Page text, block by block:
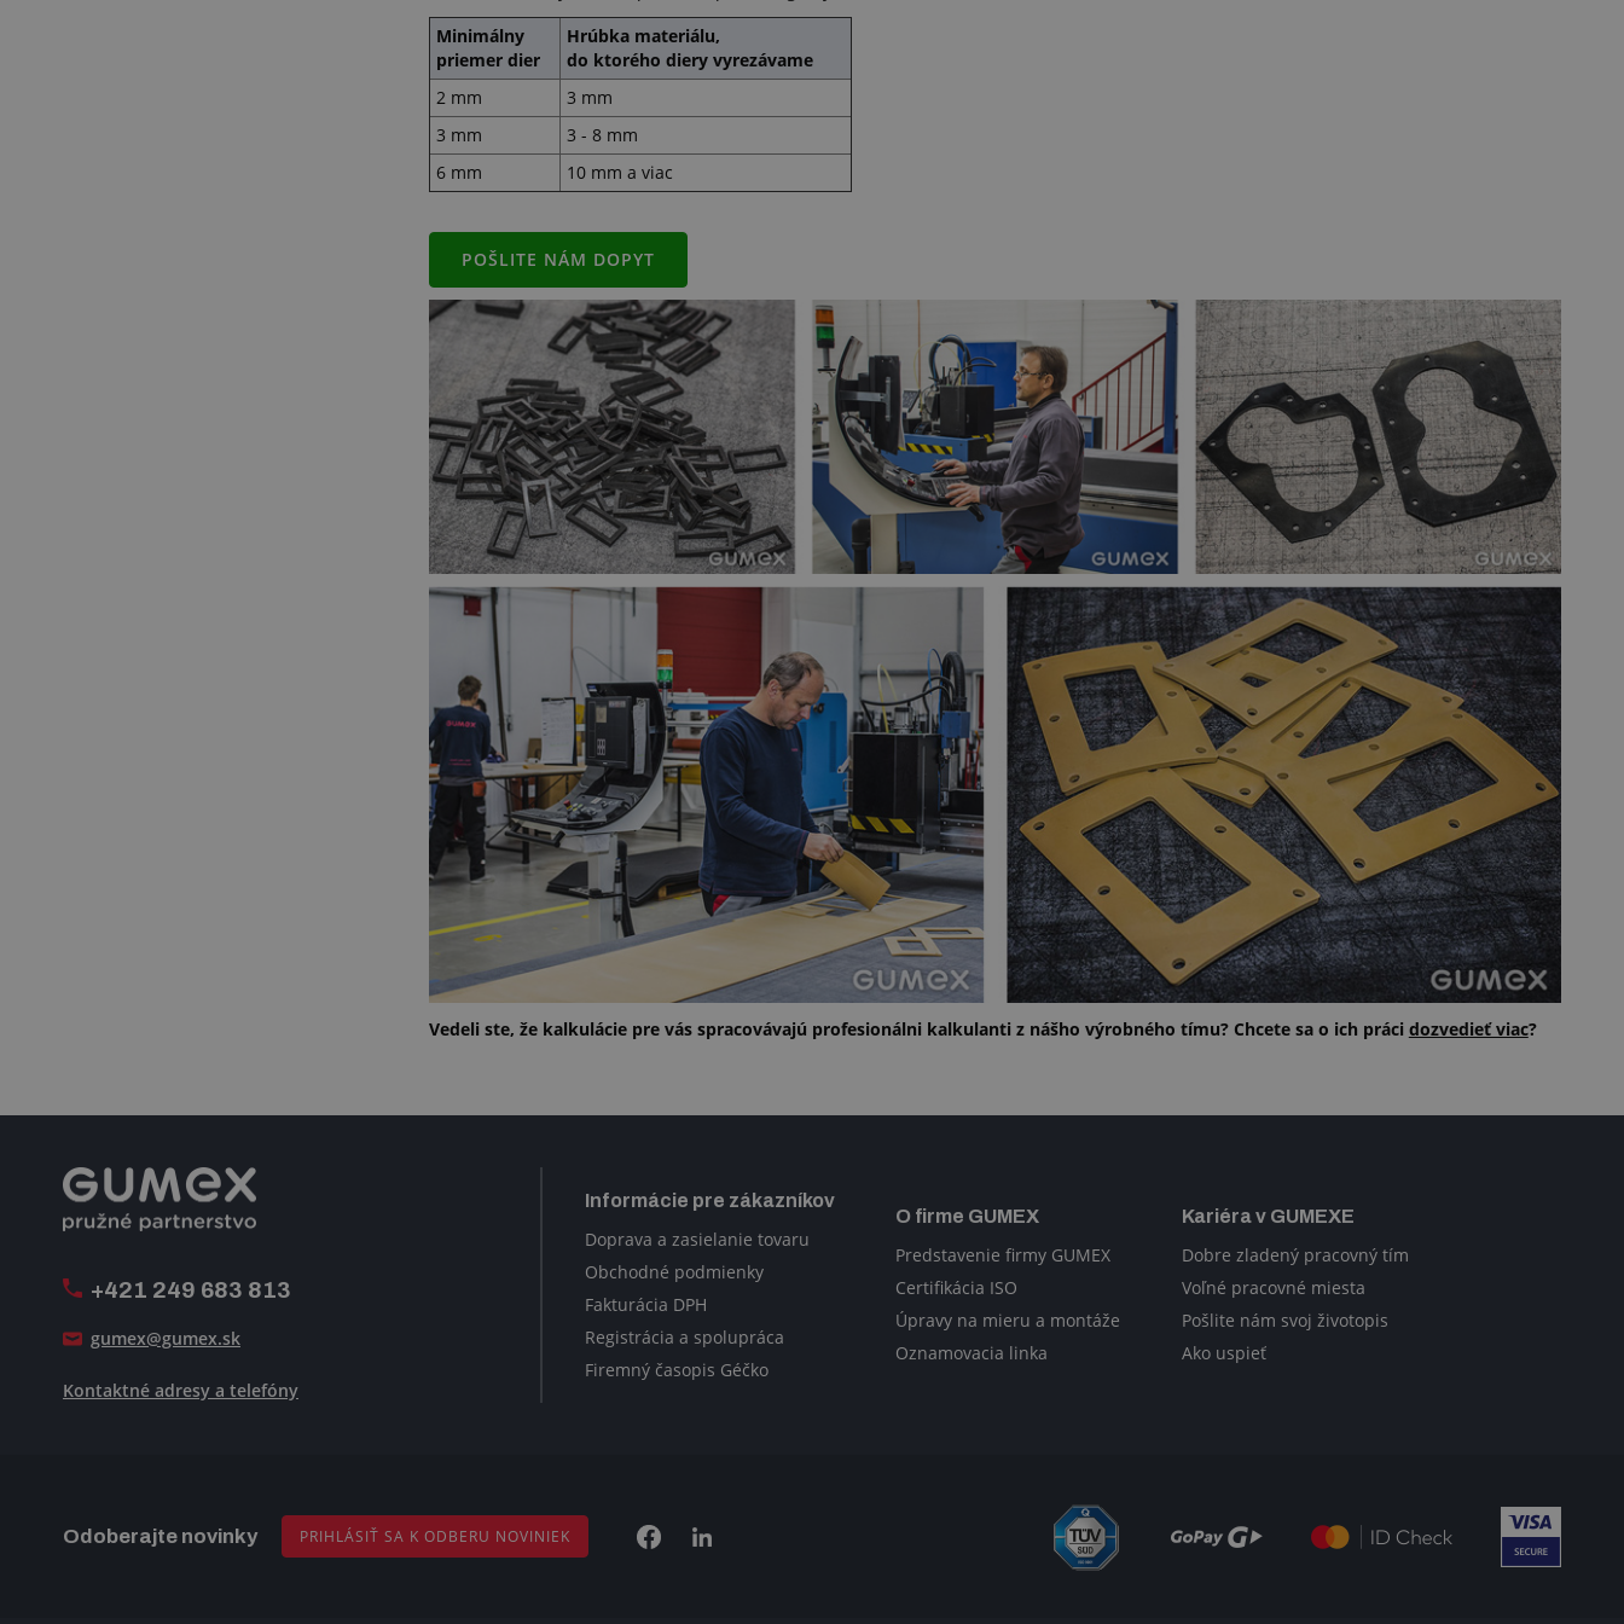
Minimálny
priemer dier
Hrúbka materiálu,
do ktorého diery vyrezávame
2 mm
3 mm
3 mm
3 - 8 mm
6 mm
10 mm a viac
POŠLITE NÁM DOPYT
Vedeli ste, že kalkulácie pre vás spracovávajú profesionálni kalkulanti z nášho výrobného tímu? Chcete sa o ich práci dozvedieť viac?
+421 249 683 813
gumex@gumex.sk
Kontaktné adresy a telefóny
Informácie pre zákazníkov
Doprava a zasielanie tovaru
Obchodné podmienky
Fakturácia DPH
Registrácia a spolupráca
Firemný časopis Géčko
O firme GUMEX
Predstavenie firmy GUMEX
Certifikácia ISO
Úpravy na mieru a montáže
Oznamovacia linka
Kariéra v GUMEXE
Dobre zladený pracovný tím
Voľné pracovné miesta
Pošlite nám svoj životopis
Ako uspieť
Odoberajte novinky PRIHLÁSIŤ SA K ODBERU NOVINIEK